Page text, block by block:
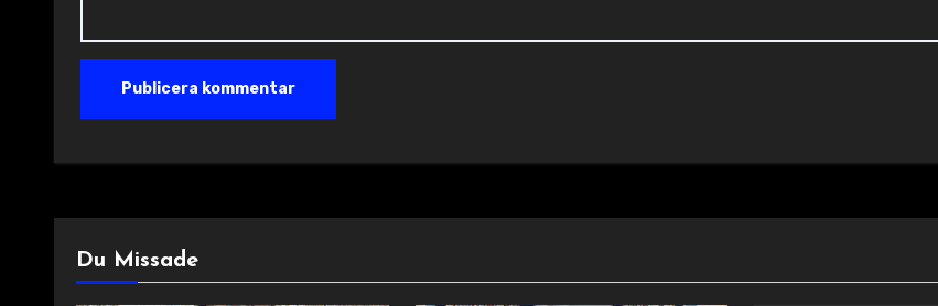
Du Missade